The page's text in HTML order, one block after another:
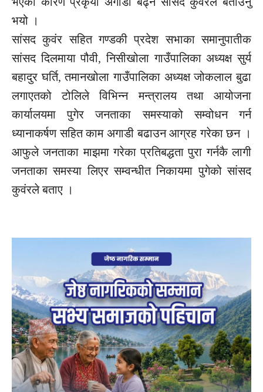
भयो ।
सांसद कुवंर सहित गण्डकी प्रदेश सभाका समानुपातीक
सांसद दिलमाया पौवी, निसीखोला गाउँपालिका अध्यक्ष सुर्य
बहादुर घर्ति, तमानखोला गाउँपालिका अध्यक्ष जोकलाल बुढा
लगाएतको टोलिले विभिन्न मन्त्रालय तथा आयोजना
कार्यालयमा पुगेर जनताका समस्याको सम्वोधन गर्न
ध्यानाकर्षण सहित काम अगाडी बढाउन आग्रह गरेका छन ।
आफुले जनताका माझमा गरेका प्रतिबद्धता पुरा गर्नकै लागी
जनताका समस्या लिएर सम्वन्धीत निकायमा पुगेको सांसद
कुवंरले बताए ।